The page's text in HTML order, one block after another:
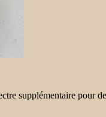
supplémentaire pour